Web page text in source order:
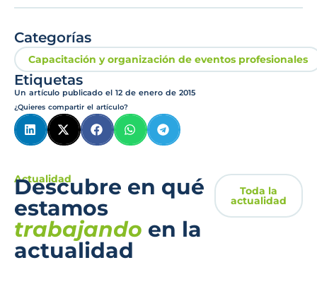
Categorías
Capacitación y organización de eventos profesionales
Etiquetas
Un artículo publicado el 12 de enero de 2015
¿Quieres compartir el artículo?
Actualidad
Descubre en qué
estamos
trabajando en la
actualidad
Toda la
actualidad